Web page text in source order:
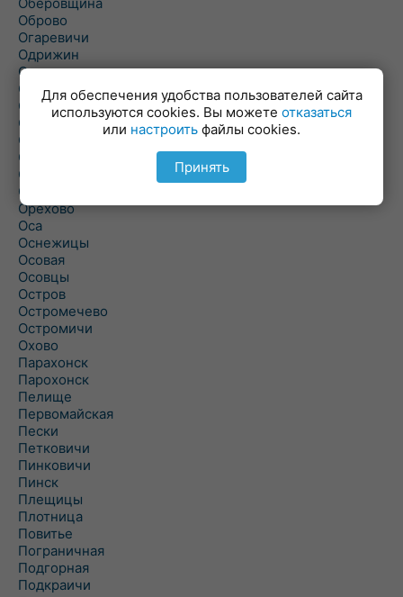
Оброво
Огаревичи
Одрижин
Оздамичи
Озяты
Олтуш
Ольманы
Ольпень
Ольшаны
Омельная
Ополь
Орехово
Оса
Оснежицы
Осовая
Осовцы
Остров
Остромечево
Остромичи
Охово
Парахонск
Парохонск
Пелище
Первомайская
Пески
Петковичи
Пинковичи
Пинск
Плещицы
Плотница
Повитье
Пограничная
Подгорная
Подкраичи
Для обеспечения удобства пользователей сайта
используются cookies. Вы можете отказаться
или настроить файлы cookies.
Принять